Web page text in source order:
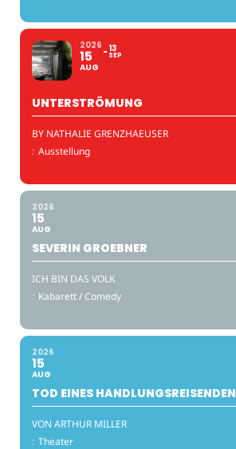
2026
15
AUG
13
SEP
UNTERSTRÖMUNG
BY NATHALIE GRENZHAEUSER
: Ausstellung
2026
15
AUG
SEVERIN GROEBNER
ICH BIN DAS VOLK
: Kabarett / Comedy
2026
15
AUG
TOD EINES HANDLUNGSREISENDEN
VON ARTHUR MILLER
: Theater